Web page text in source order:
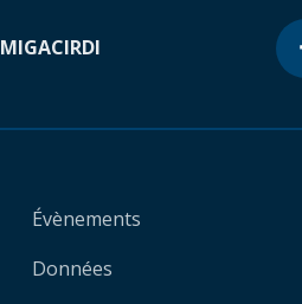
MIGACIRDI
Évènements
Données